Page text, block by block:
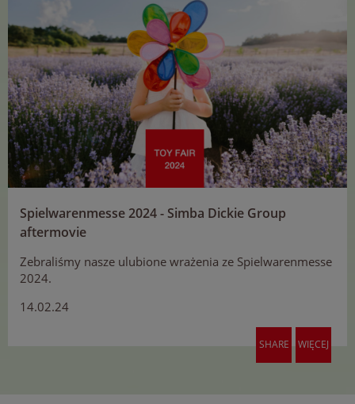
Spielwarenmesse 2024 - Simba Dickie Group
aftermovie
Zebraliśmy nasze ulubione wrażenia ze Spielwarenmesse
2024.
14.02.24
SHARE WIĘCEJ